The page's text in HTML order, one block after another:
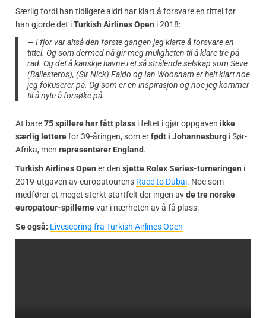
Særlig fordi han tidligere aldri har klart å forsvare en tittel før
han gjorde det iTurkish Airlines Open i 2018:
— I fjor var altså den første gangen jeg klarte å forsvare en
tittel. Og som dermed nå gir meg muligheten til å klare tre på
rad. Og det å kanskje havne i et så strålende selskap som Seve
(Ballesteros), (Sir Nick) Faldo og Ian Woosnam er helt klart noe
jeg fokuserer på. Og som er en inspirasjon og noe jeg kommer
til å nyte å forsøke på.
At bare75 spillere har fått plass i feltet i gjør oppgaven ikke
særlig letterefor 39-åringen, som erfødt i Johannesburg i Sør-
Afrika, men representerer England.
Turkish Airlines Open er den sjette Rolex Series-turneringen i
2019-utgaven av europatourens Race to Dubai. Noe som
medfører et meget sterkt startfelt der ingen avde tre norske
europatour-spillernevar i nærheten av å få plass.
Se også: Livescoring fra Turkish Airlines Open